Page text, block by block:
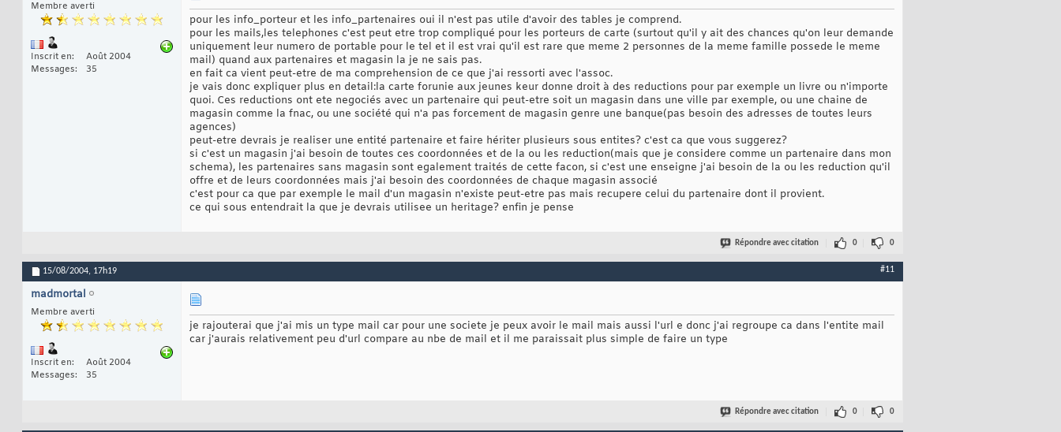
Membre averti
Inscrit en
Août 2004
Messages
35
pour les info_porteur et les info_partenaires oui il n'est pas utile d'avoir des tables je comprend.
pour les mails,les telephones c'est peut etre trop compliqué pour les porteurs de carte (surtout qu'il y ait des chances qu'on leur demande
uniquement leur numero de portable pour le tel et il est vrai qu'il est rare que meme 2 personnes de la meme famille possede le meme
mail) quand aux partenaires et magasin la je ne sais pas.
en fait ca vient peut-etre de ma comprehension de ce que j'ai ressorti avec l'assoc.
je vais donc expliquer plus en detail:la carte forunie aux jeunes keur donne droit à des reductions pour par exemple un livre ou n'importe
quoi. Ces reductions ont ete negociés avec un partenaire qui peut-etre soit un magasin dans une ville par exemple, ou une chaine de
magasin comme la fnac, ou une société qui n'a pas forcement de magasin genre une banque(pas besoin des adresses de toutes leurs
agences)
peut-etre devrais je realiser une entité partenaire et faire hériter plusieurs sous entites? c'est ca que vous suggerez?
si c'est un magasin j'ai besoin de toutes ces coordonnées et de la ou les reduction(mais que je considere comme un partenaire dans mon
schema), les partenaires sans magasin sont egalement traités de cette facon, si c'est une enseigne j'ai besoin de la ou les reduction qu'il
offre et de leurs coordonnées mais j'ai besoin des coordonnées de chaque magasin associé
c'est pour ca que par exemple le mail d'un magasin n'existe peut-etre pas mais recupere celui du partenaire dont il provient.
ce qui sous entendrait la que je devrais utilisee un heritage? enfin je pense
Répondre avec citation 0 0
15/08/2004, 17h19 #11
madmortal
Membre averti
Inscrit en
Août 2004
Messages
35
je rajouterai que j'ai mis un type mail car pour une societe je peux avoir le mail mais aussi l'url e donc j'ai regroupe ca dans l'entite mail
car j'aurais relativement peu d'url compare au nbe de mail et il me paraissait plus simple de faire un type
Répondre avec citation 0 0